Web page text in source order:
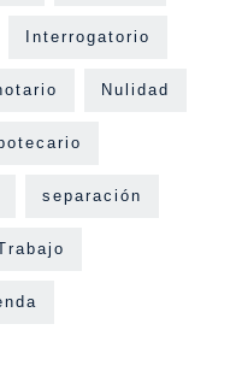
Interrogatorio
Nulidad
separación